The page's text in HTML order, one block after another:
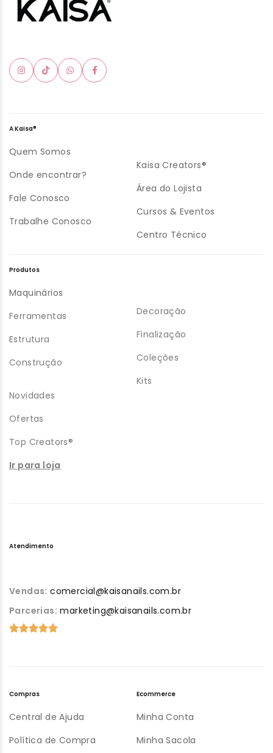
A Kaisa®
Quem Somos
Onde encontrar?
Fale Conosco
Trabalhe Conosco
Kaisa Creators®
Área do Lojista
Cursos & Eventos
Centro Técnico
Produtos
Maquinários
Ferramentas
Estrutura
Construção
Decoração
Finalização
Coleções
Kits
Novidades
Ofertas
Top Creators®
Ir para loja
Atendimento
Vendas: comercial@kaisanails.com.br
Parcerias: marketing@kaisanails.com.br
Compras
Central de Ajuda
Política de Compra
Ecommerce
Minha Conta
Minha Sacola